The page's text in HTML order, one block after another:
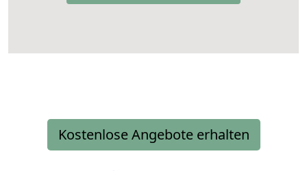
Kostenlose Angebote erhalten